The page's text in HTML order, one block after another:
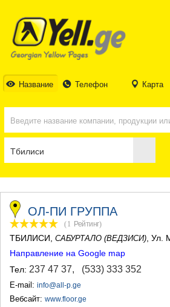
Название Телефон Карта
ТБИЛИСИ
ТБИЛИСИ
АБХАЗИЯ
ГАЛИ
БАТУМИ
КОБУЛЕТИ
ШУАХЕВИ
ЧАКВИ
ОЗУРГЕТИ
ЧОХАТАУРИ
УРЕКИ
ИМЕРЕТИЯ
БАГДАТИ
ВАНИ
ЗЕСТАФОНИ
ТЕРДЖОЛА
ОЛ-ПИ ГРУППА
(1 Рейтинг)
ТБИЛИСИ САБУРТАЛО (ВЕДЗИСИ) , Ул.
Направление на Google map
Тел: 237 47 37, (533) 333 352
E-mail: info@all-p.ge
Вебсайт: www.floor.ge